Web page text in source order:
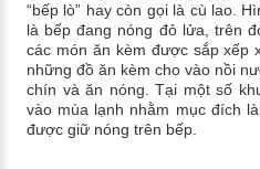
“bếp lò” hay còn gọi là cù lao.
là bếp đang nóng đỏ lửa, trên
các món ăn kèm được sắp xếp
những đồ ăn kèm cho vào nồi
chín và ăn nóng. Tại một số
vào mùa lạnh nhằm mục đích
được giữ nóng trên bếp.